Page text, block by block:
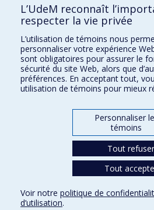
Kinésiologie et des sciences de
Orthophonie et audiologie
Réadaptation
Directions
DPC
CPASS
L’UdeM reconnaît
respecter la vie privée
L’utilisation de témoins nous
personnaliser votre expérience
sont obligatoires pour assurer le
sécurité du site Web, alors que
préférences. En acceptant tout,
utilisation de témoins pour mieux
Personnaliser
témoins
Tout refuser
Tout
Voir notre politique de
d’utilisation.